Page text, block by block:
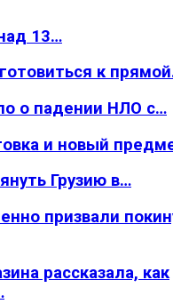
13…
к
о падении НЛО с…
и новый
Грузию в…
призвали
рассказала, как